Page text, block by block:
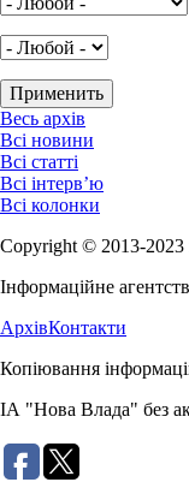
Весь архів
Всі новини
Всі статті
Всі інтерв’ю
Всі колонки
Copyright © 2013-2023
Інформаційне
АрхівКонтакти
Копіювання
ІА "Нова Влада" без